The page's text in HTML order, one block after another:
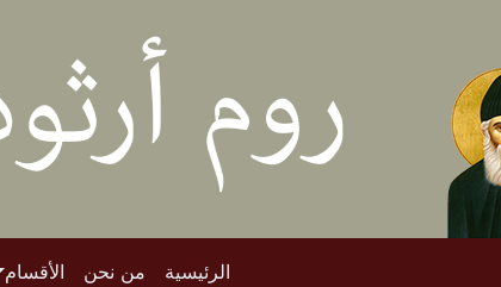
الرئيسية من نحن الأقسام